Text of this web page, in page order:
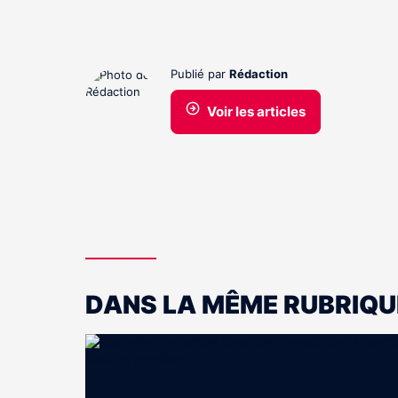
Publié par Rédaction
Voir les articles
DANS LA MÊME